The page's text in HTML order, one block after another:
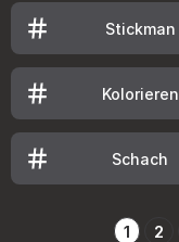
Stickman
Kolorieren
Schach
1 2